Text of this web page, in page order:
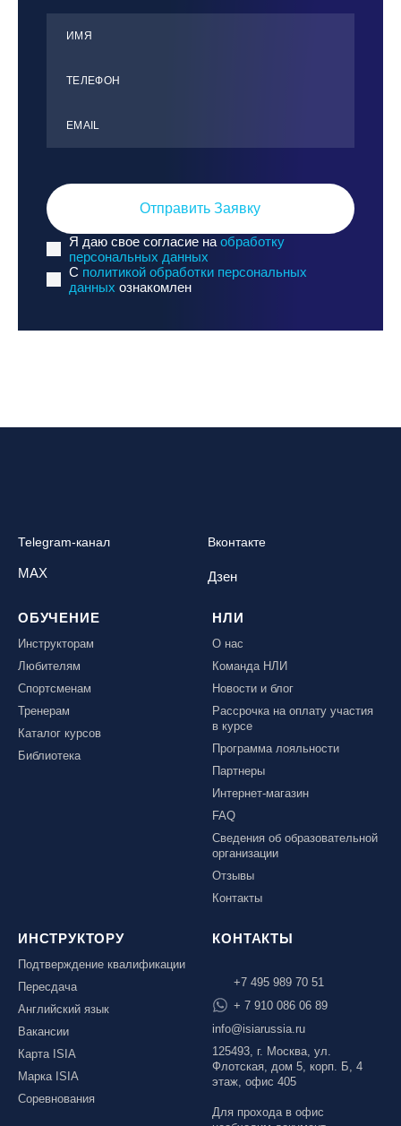
ИМЯ
ТЕЛЕФОН
ЕMАIL
Отправить Заявку
Я даю свое согласие на обработку
персональных данных
C политикой обработки персональных
данных ознакомлен
Telegram-канал Вконтакте
MAX Дзен
ОБУЧЕНИЕ
Инструкторам
Любителям
Спортсменам
Тренерам
Каталог курсов
Библиотека
НЛИ
О нас
Команда НЛИ
Новости и блог
Рассрочка на оплату участия
в курсе
Программа лояльности
Партнеры
Интернет-магазин
FAQ
Сведения об образовательной
организации
Отзывы
Контакты
ИНСТРУКТОРУ
Подтверждение квалификации
Пересдача
Английский язык
Вакансии
Карта ISIA
Марка ISIA
Соревнования
КОНТАКТЫ
+7 495 989 70 51
+ 7 910 086 06 89
info@isiarussia.ru
125493, г. Москва, ул.
Флотская, дом 5, корп. Б, 4
этаж, офис 405
Для прохода в офис